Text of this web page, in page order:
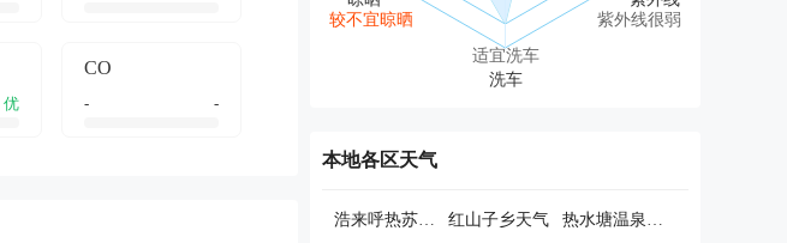
优
CO
- -
较不宜晾晒
适宜洗车
紫外线很弱
本地各区天气
浩来呼热苏木天气 红山子乡天气
热水塘温泉疗养旅游开发区管委会天气